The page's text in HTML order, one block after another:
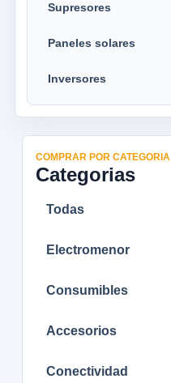
Supresores
Paneles solares
Inversores
COMPRAR POR CATEGORIA
Categorias
Todas
Electromenor
Consumibles
Accesorios
Conectividad